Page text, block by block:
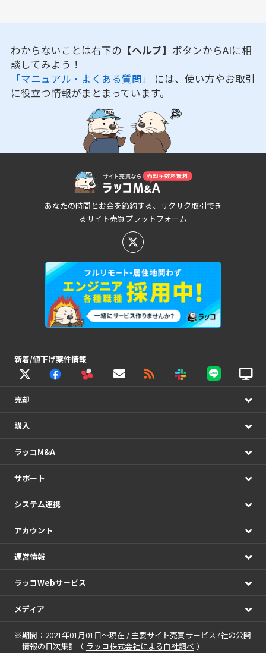
わからないことは右下の 【ヘルプ】 ボタンからAIに相
談してみよう！
「マニュアル・よくある質問」 には、使い方やお取引
に役立つ情報がまとまっています。
あなたの時間とお金を節約する、サクサク取引でき
るサイト売買プラットフォーム
新着/値下げ案件情報
売却
購入
ラッコM&A
サポート
システム連携
アカウント
運営情報
ラッコWebサービス
メディア
※期間：2021年01月01日～現在 / 主要サイト売買サービス7社の公開
情報の日次集計（ ラッコ株式会社による自社調べ ）